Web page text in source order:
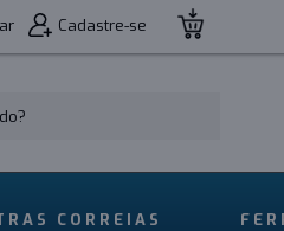
Cadastre-se
CORREIAS